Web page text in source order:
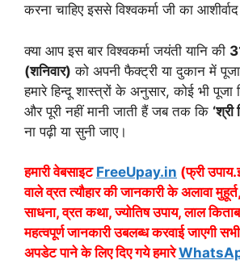
करना चाहिए इससे विश्वकर्मा जी का आशीर्वाद
क्या आप इस बार विश्वकर्मा जयंती यानि की
(शनिवार) को अपनी फैक्ट्री या दुकान में
हमारे हिन्दू शास्त्रों के अनुसार, कोई भी
और पूरी नहीं मानी जाती हैं जब तक कि ‘श्री
ना पढ़ी या सुनी जाए।
हमारी वेबसाइट FreeUpay.in (फ्री
वाले व्रत त्यौहार की जानकारी के अलावा
साधना, व्रत कथा, ज्योतिष उपाय, लाल
महत्वपूर्ण जानकारी उबलब्ध करवाई जाएगी
अपडेट पाने के लिए दिए गये हमारे